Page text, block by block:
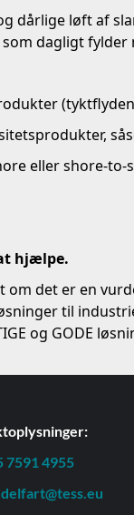
dårlige løft af
dagligt
eller shore-to-
hjælpe.
det er en
til
og GODE
7591 4955